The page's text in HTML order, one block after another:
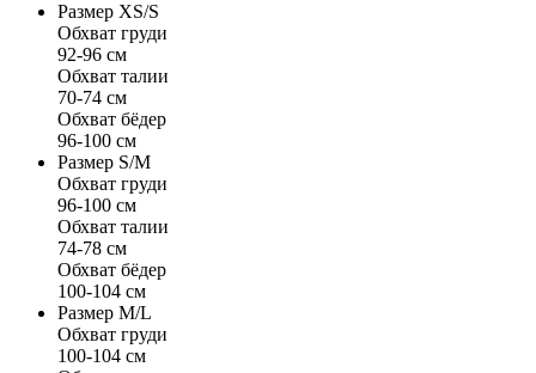
Размер XS/S
Обхват груди
92-96 см
Обхват талии
70-74 см
Обхват бёдер
96-100 см
Размер S/M
Обхват груди
96-100 см
Обхват талии
74-78 см
Обхват бёдер
100-104 см
Размер M/L
Обхват груди
100-104 см